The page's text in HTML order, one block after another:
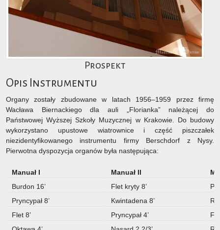
Prospekt
Opis Instrumentu
Organy zostały zbudowane w latach 1956–1959 przez firmę
Wacława Biernackiego dla auli „Florianka” należącej do
Państwowej Wyższej Szkoły Muzycznej w Krakowie. Do budowy
wykorzystano upustowe wiatrownice i część piszczałek
niezidentyfikowanego instrumentu firmy Berschdorf z Nysy.
Pierwotna dyspozycja organów była następująca:
Manuał I Manuał II
Burdon 16’
Flet kryty 8’
Pryncypał 8’
Kwintadena 8’
Flet 8’
Pryncypał 4’